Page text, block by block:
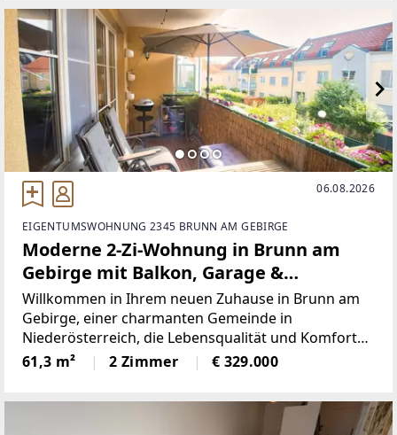
06.08.2026
EIGENTUMSWOHNUNG 2345 BRUNN AM GEBIRGE
Moderne 2-Zi-Wohnung in Brunn am
Gebirge mit Balkon, Garage &
Klimaanlage – € 329.000
Willkommen in Ihrem neuen Zuhause in Brunn am
Gebirge, einer charmanten Gemeinde in
Niederösterreich, die Lebensqualität und Komfort
perfekt miteinander verbindet. Diese gepflegte 2-
Zimmer-Wohnung mit einer Fläche von 61,3 m²
61,3 m² 2 Zimmer € 329.000